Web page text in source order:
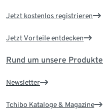
Jetzt kostenlos registrieren
Jetzt Vorteile entdecken
Rund um unsere Produkte
Newsletter
Tchibo Kataloge & Magazine